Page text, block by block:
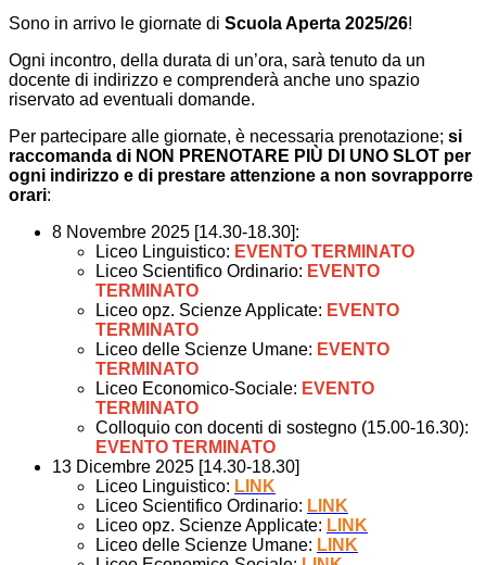
Sono in arrivo le giornate di Scuola Aperta 2025/26!
Ogni incontro, della durata di un’ora, sarà tenuto da un
docente di indirizzo e comprenderà anche uno spazio
riservato ad eventuali domande.
Per partecipare alle giornate, è necessaria prenotazione; si
raccomanda di NON PRENOTARE PIÙ DI UNO SLOT per
ogni indirizzo e di prestare attenzione a non sovrapporre
orari:
8 Novembre 2025 [14.30-18.30]:
Liceo Linguistico: EVENTO TERMINATO
Liceo Scientifico Ordinario: EVENTO
TERMINATO
Liceo opz. Scienze Applicate: EVENTO
TERMINATO
Liceo delle Scienze Umane: EVENTO
TERMINATO
Liceo Economico-Sociale: EVENTO
TERMINATO
Colloquio con docenti di sostegno (15.00-16.30):
EVENTO TERMINATO
13 Dicembre 2025 [14.30-18.30]
Liceo Linguistico: LINK
Liceo Scientifico Ordinario: LINK
Liceo opz. Scienze Applicate: LINK
Liceo delle Scienze Umane: LINK